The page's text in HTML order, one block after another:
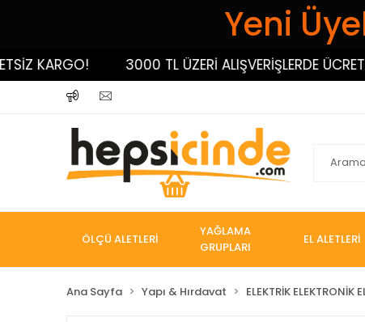
Yeni
KARGO! 3000 TL ÜZERİ ALIŞVERİŞLERDE
ÖLÇÜ ALETLERİ
YAĞLAMA
GRUPLARI
EL ALETLERİ
Ana Sayfa Yapı & Hırdavat ELEKTRİK ELEKTRONİK